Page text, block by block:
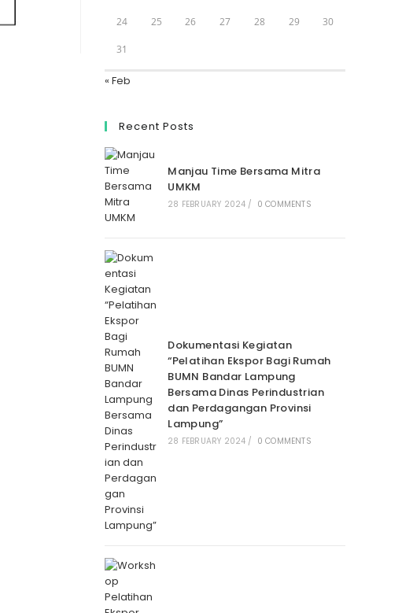
24 25 26 27 28 29 30
31
« Feb
Recent Posts
Manjau Time Bersama Mitra
UMKM
28 FEBRUARY 2024 / 0 COMMENTS
Dokumentasi Kegiatan
“Pelatihan Ekspor Bagi Rumah
BUMN Bandar Lampung
Bersama Dinas Perindustrian
dan Perdagangan Provinsi
Lampung”
28 FEBRUARY 2024 / 0 COMMENTS